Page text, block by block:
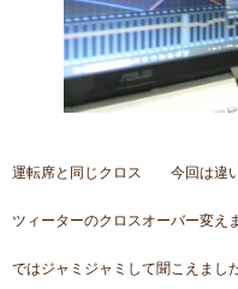
運転席と同じクロス 今回は違
ツィーターのクロスオーバー変え
ではジャミジャミして聞こえまし